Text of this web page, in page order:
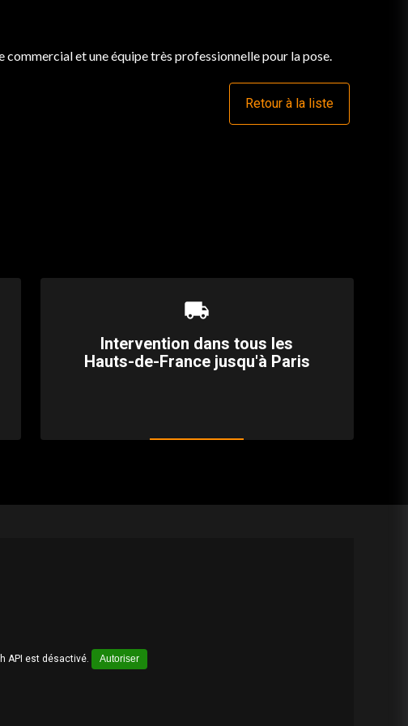
commercial et une équipe très professionnelle pour la pose.
Retour à la liste
local_shipping
Intervention dans tous les
Hauts-de-France jusqu'à Paris
API est désactivé. Autoriser